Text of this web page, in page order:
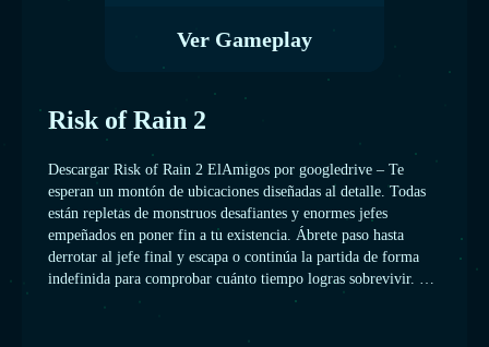
Ver Gameplay
Risk of Rain 2
Descargar Risk of Rain 2 ElAmigos por googledrive – Te
esperan un montón de ubicaciones diseñadas al detalle. Todas
están repletas de monstruos desafiantes y enormes jefes
empeñados en poner fin a tu existencia. Ábrete paso hasta
derrotar al jefe final y escapa o continúa la partida de forma
indefinida para comprobar cuánto tiempo logras sobrevivir. Un
sistema de ajuste exclusivo propicia que tanto tú como los